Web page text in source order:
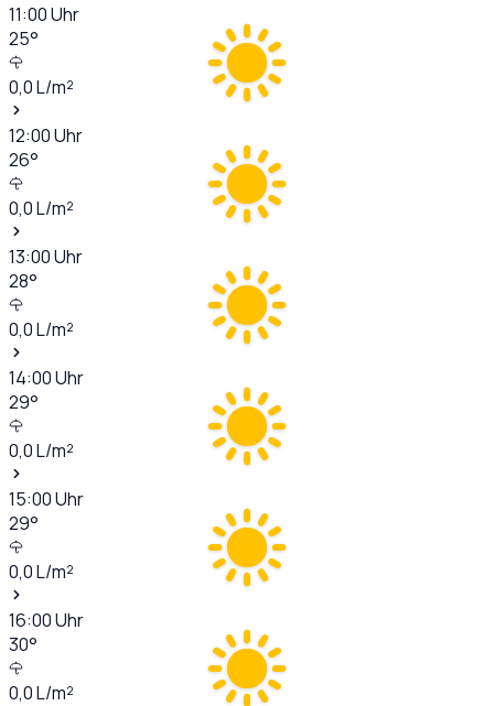
11:00Uhr
25°
0,0L/m²
12:00Uhr
26°
0,0L/m²
13:00Uhr
28°
0,0L/m²
14:00Uhr
29°
0,0L/m²
15:00Uhr
29°
0,0L/m²
16:00Uhr
30°
0,0L/m²